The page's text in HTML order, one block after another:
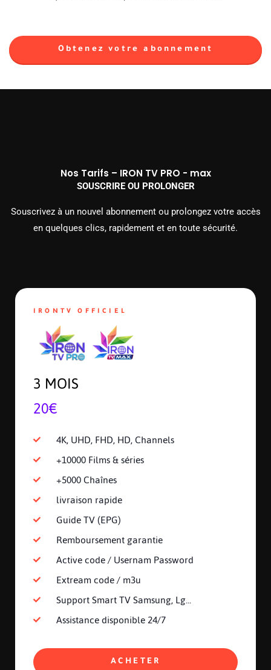
Obtenez votre abonnement
Nos Tarifs – IRON TV PRO - max
SOUSCRIRE OU PROLONGER
Souscrivez à un nouvel abonnement ou prolongez votre accès
en quelques clics, rapidement et en toute sécurité.
IRONTV OFFICIEL
3 MOIS
20€
4K, UHD, FHD, HD, Channels
+10000 Films & séries
+5000 Chaînes
livraison rapide
Guide TV (EPG)
Remboursement garantie
Active code / Usernam Password
Extream code / m3u
Support Smart TV Samsung, Lg...
Assistance disponible 24/7
ACHETER